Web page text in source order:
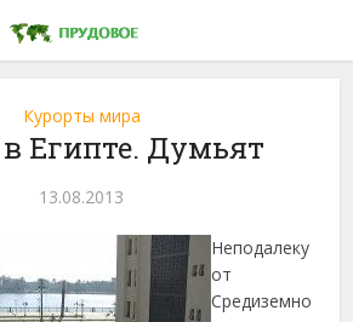
Курорты мира
Египте. Думьят
13.08.2013
Неподалеку
от
Средиземно